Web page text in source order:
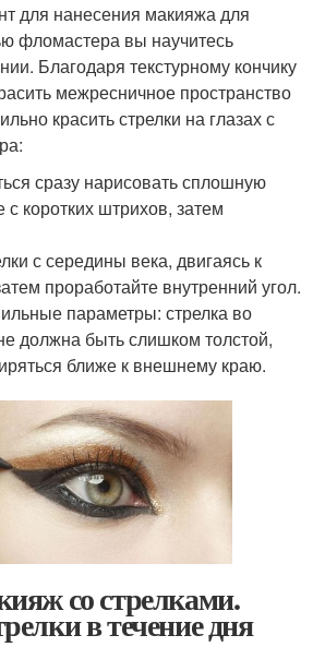
для нанесения макияжа для
фломастера вы научитесь
Благодаря текстурному кончику
межресничное пространство
красить стрелки на глазах с
сразу нарисовать сплошную
коротких штрихов, затем
с середины века, двигаясь к
проработайте внутренний угол.
параметры: стрелка во
должна быть слишком толстой,
ближе к внешнему краю.
со стрелками.
в течение дня